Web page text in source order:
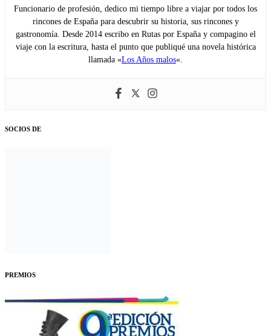
Funcionario de profesión, dedico mi tiempo libre a viajar por todos los
rincones de España para descubrir su historia, sus rincones y
gastronomía. Desde 2014 escribo en Rutas por España y compagino el
viaje con la escritura, hasta el punto que publiqué una novela histórica
llamada «Los Años malos«.
SOCIOS DE
PREMIOS